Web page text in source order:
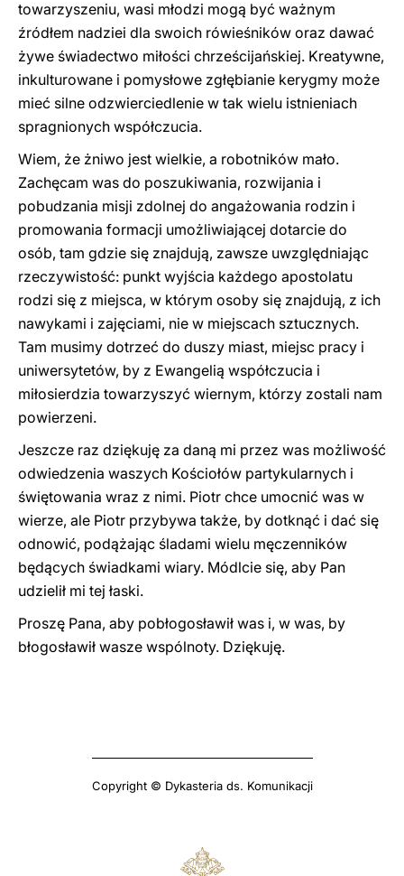
towarzyszeniu, wasi młodzi mogą być ważnym
źródłem nadziei dla swoich rówieśników oraz dawać
żywe świadectwo miłości chrześcijańskiej. Kreatywne,
inkulturowane i pomysłowe zgłębianie kerygmy może
mieć silne odzwierciedlenie w tak wielu istnieniach
spragnionych współczucia.
Wiem, że żniwo jest wielkie, a robotników mało.
Zachęcam was do poszukiwania, rozwijania i
pobudzania misji zdolnej do angażowania rodzin i
promowania formacji umożliwiającej dotarcie do
osób, tam gdzie się znajdują, zawsze uwzględniając
rzeczywistość: punkt wyjścia każdego apostolatu
rodzi się z miejsca, w którym osoby się znajdują, z ich
nawykami i zajęciami, nie w miejscach sztucznych.
Tam musimy dotrzeć do duszy miast, miejsc pracy i
uniwersytetów, by z Ewangelią współczucia i
miłosierdzia towarzyszyć wiernym, którzy zostali nam
powierzeni.
Jeszcze raz dziękuję za daną mi przez was możliwość
odwiedzenia waszych Kościołów partykularnych i
świętowania wraz z nimi. Piotr chce umocnić was w
wierze, ale Piotr przybywa także, by dotknąć i dać się
odnowić, podążając śladami wielu męczenników
będących świadkami wiary. Módlcie się, aby Pan
udzielił mi tej łaski.
Proszę Pana, aby pobłogosławił was i, w was, by
błogosławił wasze wspólnoty. Dziękuję.
Copyright © Dykasteria ds. Komunikacji